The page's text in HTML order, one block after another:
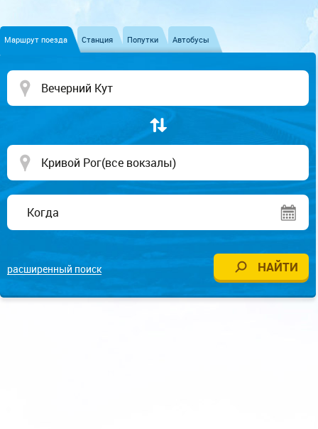
Маршрут поезда Станция Попутки Автобусы
расширенный поиск